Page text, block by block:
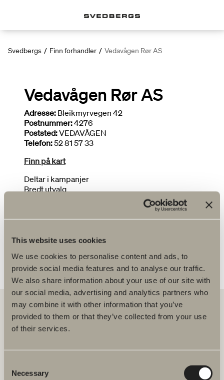
This website uses cookies
We use cookies to personalise content and ads, to
provide social media features and to analyse our traffic.
We also share information about your use of our site with
our social media, advertising and analytics partners who
may combine it with other information that you’ve
provided to them or that they’ve collected from your use
of their services.
Selection
Necessary
Svedbergs / Finn forhandler / Vedavågen Rør AS
Vedavågen Rør AS
Adresse: Bleikmyrvegen 42
Postnummer:4276
Poststed:VEDAVÅGEN
Telefon:52 81 57 33
Finn på kart
Deltar i kampanjer
Bredt utvalg
FLERE FORHANDLERE
Hos oss finner du alt for hele baderommet. Fra baderomsmøbler,
toaletter.
Svedbergs i Dalstorp AB